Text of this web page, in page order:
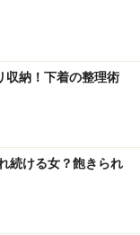
、金型で圧縮し
され、硬くなっ
ンダーバストに
収納！下着の整理術
続ける女？飽きられ